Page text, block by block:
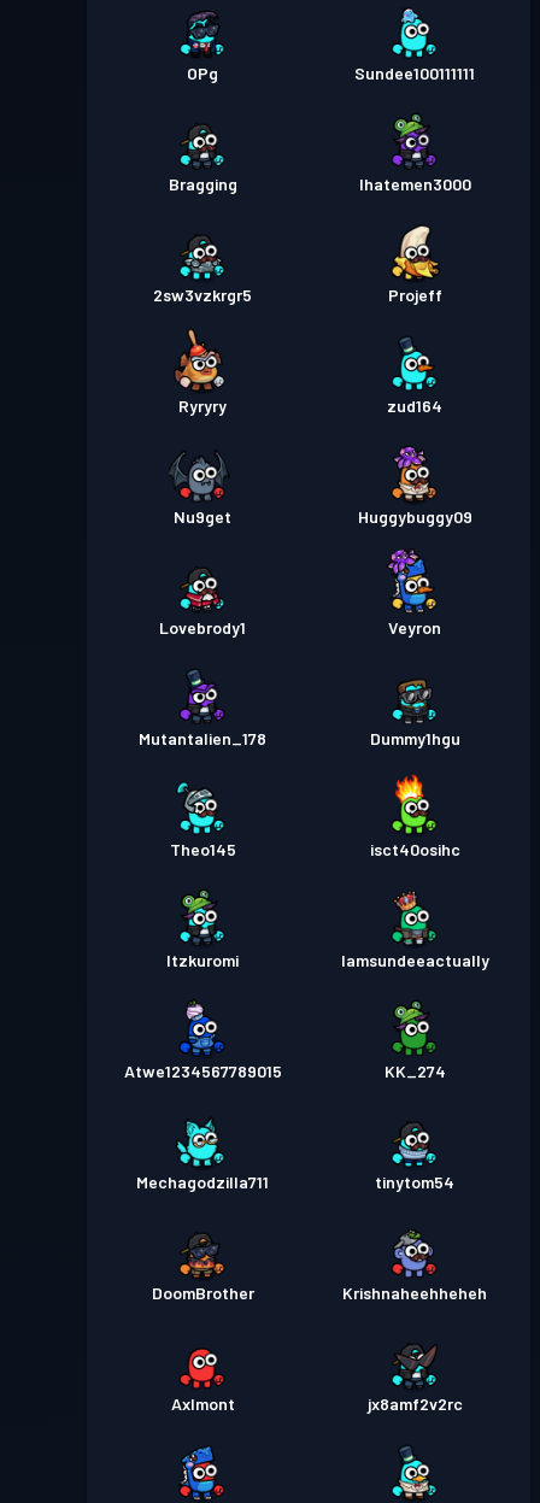
OPg Sundee100111111
Bragging Ihatemen3000
2sw3vzkrgr5 Projeff
Ryryry zud164
Nu9get Huggybuggy09
Lovebrody1 Veyron
Mutantalien_178 Dummy1hgu
Theo145 isct40osihc
Itzkuromi Iamsundeeactually
Atwe1234567789015 KK_274
Mechagodzilla711 tinytom54
DoomBrother Krishnaheehheheh
Axlmont jx8amf2v2rc